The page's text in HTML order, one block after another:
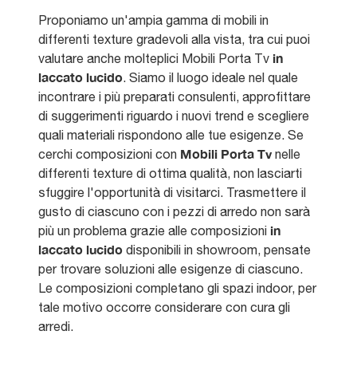
Proponiamo un'ampia gamma di mobili in
differenti texture gradevoli alla vista, tra cui puoi
valutare anche molteplici Mobili Porta Tv in
laccato lucido. Siamo il luogo ideale nel quale
incontrare i più preparati consulenti, approfittare
di suggerimenti riguardo i nuovi trend e scegliere
quali materiali rispondono alle tue esigenze. Se
cerchi composizioni con Mobili Porta Tv nelle
differenti texture di ottima qualità, non lasciarti
sfuggire l'opportunità di visitarci. Trasmettere il
gusto di ciascuno con i pezzi di arredo non sarà
più un problema grazie alle composizioni in
laccato lucido disponibili in showroom, pensate
per trovare soluzioni alle esigenze di ciascuno.
Le composizioni completano gli spazi indoor, per
tale motivo occorre considerare con cura gli
arredi.